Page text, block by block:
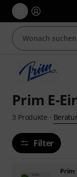
Prim E-
3 Produkte ·
Filter
Prim